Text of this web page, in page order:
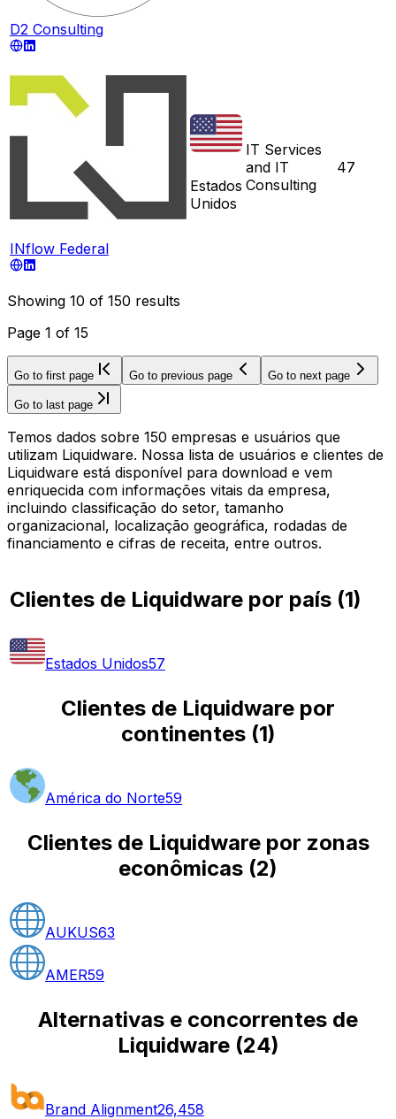
D2 Consulting
INflow Federal
Estados
Unidos
IT Services
and IT
Consulting
47
Showing 10 of 150 results
Page 1 of 15
Go to first page Go to previous page Go to next page
Go to last page
Temos dados sobre 150 empresas e usuários que
utilizam Liquidware. Nossa lista de usuários e clientes de
Liquidware está disponível para download e vem
enriquecida com informações vitais da empresa,
incluindo classificação do setor, tamanho
organizacional, localização geográfica, rodadas de
financiamento e cifras de receita, entre outros.
Clientes de Liquidware por país (1)
Estados Unidos57
Clientes de Liquidware por
continentes(1)
América do Norte59
Clientes de Liquidware por zonas
econômicas (2)
AUKUS63
AMER59
Alternativas e concorrentes de
Liquidware(24)
Brand Alignment26,458